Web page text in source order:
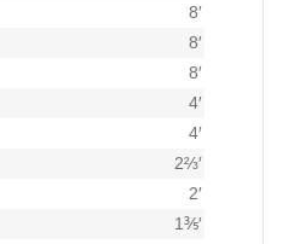
8′
8′
8′
4′
4′
2⅔′
2′
1⅗′